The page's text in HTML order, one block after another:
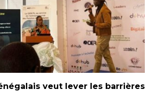
veut lever les barrières